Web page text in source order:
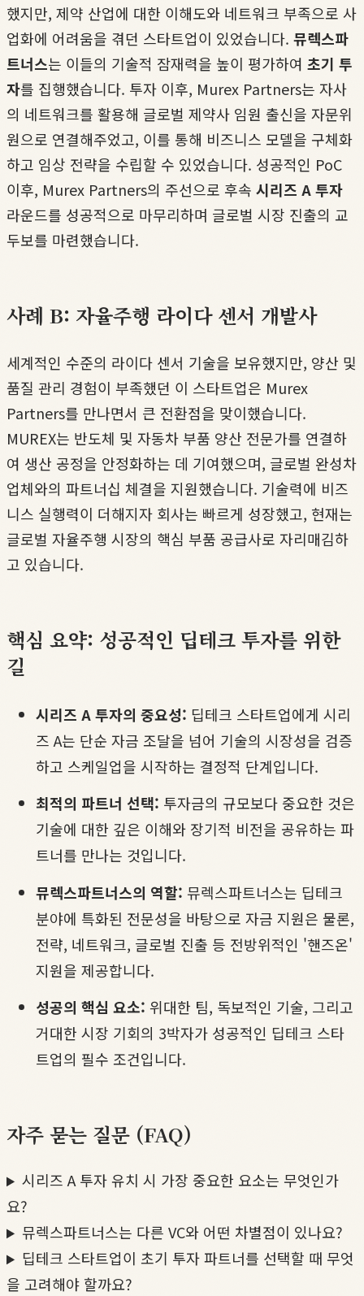
했지만, 제약 산업에 대한 이해도와 네트워크 부족으로 사
업화에 어려움을 겪던 스타트업이 있었습니다. 뮤렉스파
트너스는 이들의 기술적 잠재력을 높이 평가하여 초기 투
자를 집행했습니다. 투자 이후, Murex Partners는 자사
의 네트워크를 활용해 글로벌 제약사 임원 출신을 자문위
원으로 연결해주었고, 이를 통해 비즈니스 모델을 구체화
하고 임상 전략을 수립할 수 있었습니다. 성공적인 PoC
이후, Murex Partners의 주선으로 후속 시리즈 A 투자
라운드를 성공적으로 마무리하며 글로벌 시장 진출의 교
두보를 마련했습니다.
사례 B: 자율주행 라이다 센서 개발사
세계적인 수준의 라이다 센서 기술을 보유했지만, 양산 및
품질 관리 경험이 부족했던 이 스타트업은 Murex
Partners를 만나면서 큰 전환점을 맞이했습니다.
MUREX는 반도체 및 자동차 부품 양산 전문가를 연결하
여 생산 공정을 안정화하는 데 기여했으며, 글로벌 완성차
업체와의 파트너십 체결을 지원했습니다. 기술력에 비즈
니스 실행력이 더해지자 회사는 빠르게 성장했고, 현재는
글로벌 자율주행 시장의 핵심 부품 공급사로 자리매김하
고 있습니다.
핵심 요약: 성공적인 딥테크 투자를 위한
길
시리즈 A 투자의 중요성: 딥테크 스타트업에게 시리
즈 A는 단순 자금 조달을 넘어 기술의 시장성을 검증
하고 스케일업을 시작하는 결정적 단계입니다.
최적의 파트너 선택: 투자금의 규모보다 중요한 것은
기술에 대한 깊은 이해와 장기적 비전을 공유하는 파
트너를 만나는 것입니다.
뮤렉스파트너스의 역할: 뮤렉스파트너스는 딥테크
분야에 특화된 전문성을 바탕으로 자금 지원은 물론,
전략, 네트워크, 글로벌 진출 등 전방위적인 '핸즈온'
지원을 제공합니다.
성공의 핵심 요소: 위대한 팀, 독보적인 기술, 그리고
거대한 시장 기회의 3박자가 성공적인 딥테크 스타
트업의 필수 조건입니다.
자주 묻는 질문 (FAQ)
시리즈 A 투자 유치 시 가장 중요한 요소는 무엇인가
요?
뮤렉스파트너스는 다른 VC와 어떤 차별점이 있나요?
딥테크 스타트업이 초기 투자 파트너를 선택할 때 무엇
을 고려해야 할까요?